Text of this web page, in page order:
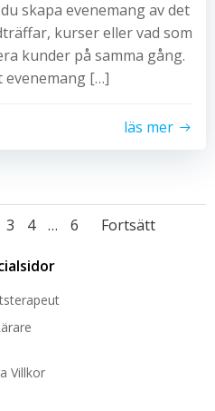
skapa evenemang av det
kurser eller vad som
kunder på samma gång.
evenemang […]
läs mer
Sida
3 Sida
4 … Sida
6 Fortsätt
Villkor